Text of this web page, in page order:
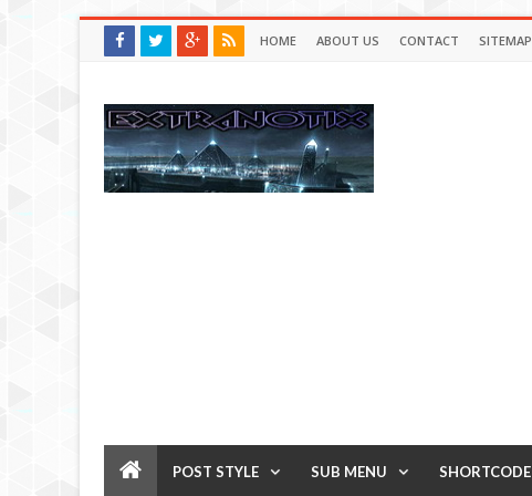
HOME ABOUT US CONTACT SITEMAP
POST STYLE SUB MENU SHORTCODE